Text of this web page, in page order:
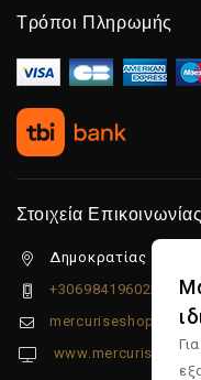
Τρόποι Πληρωμής
Στοιχεία Επικοινωνίας
Δημοκρατίας 5β
+306984196022